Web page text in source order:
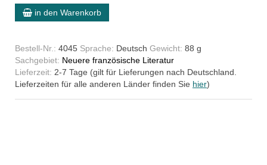
in den Warenkorb
Bestell-Nr.: 4045 Sprache: Deutsch Gewicht: 88 g
Sachgebiet: Neuere französische Literatur
Lieferzeit: 2-7 Tage (gilt für Lieferungen nach Deutschland.
Lieferzeiten für alle anderen Länder finden Sie hier)